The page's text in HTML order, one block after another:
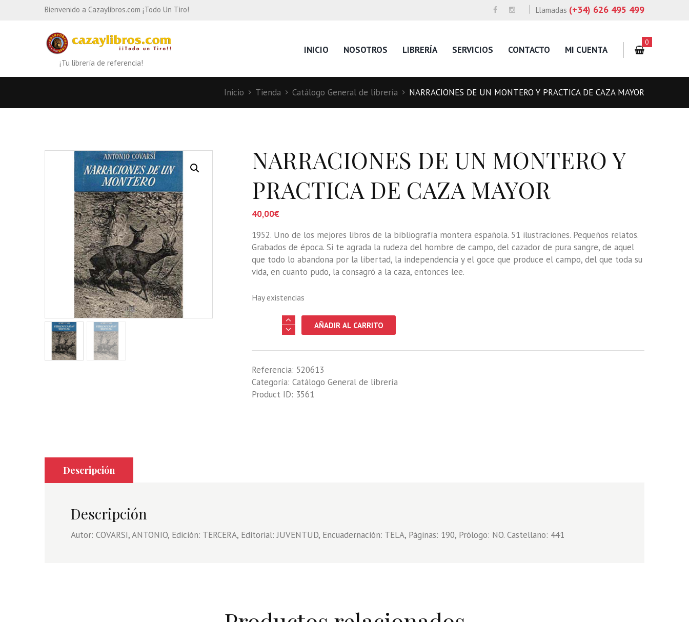
Bienvenido a Cazaylibros.com ¡Todo Un Tiro! Llamadas (+34) 626 495 499
¡Tu librería de referencia!
INICIO NOSOTROS LIBRERÍA SERVICIOS CONTACTO MI CUENTA
0
Inicio Tienda Catálogo General de librería NARRACIONES DE UN MONTERO Y PRACTICA DE CAZA MAYOR
NARRACIONES DE UN MONTERO Y
PRACTICA DE CAZA MAYOR
40,00€
1952. Uno de los mejores libros de la bibliografía montera española. 51 ilustraciones. Pequeños relatos.
Grabados de época. Si te agrada la rudeza del hombre de campo, del cazador de pura sangre, de aquel
que todo lo abandona por la libertad, la independencia y el goce que produce el campo, del que toda su
vida, en cuanto pudo, la consagró a la caza, entonces lee.
Hay existencias
NARRACIONES
Y
PRACTICA
DE
AÑADIR AL CARRITO
Referencia: 520613
Categoría: Catálogo General de librería
Product ID: 3561
Descripción
Descripción
Autor: COVARSI, ANTONIO, Edición: TERCERA, Editorial: JUVENTUD, Encuadernación: TELA, Páginas: 190, Prólogo: NO. Castellano: 441